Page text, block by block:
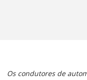
Os condutores de